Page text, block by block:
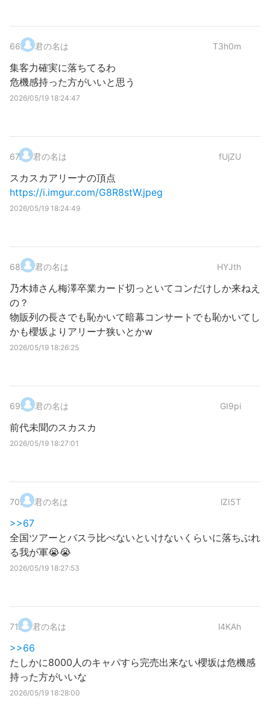
66. 君の名は T3h0m
集客力確実に落ちてるわ
危機感持った方がいいと思う
2026/05/19 18:24:47
67. 君の名は fUjZU
スカスカアリーナの頂点
https://i.imgur.com/G8R8stW.jpeg
2026/05/19 18:24:49
68. 君の名は HYJth
乃木姉さん梅澤卒業カード切っといてコンだけしか来ねえ
の？
物販列の長さでも恥かいて暗幕コンサートでも恥かいてし
かも櫻坂よりアリーナ狭いとかw
2026/05/19 18:26:25
69. 君の名は GI9pi
前代未聞のスカスカ
2026/05/19 18:27:01
70. 君の名は lZI5T
>>67
全国ツアーとバスラ比べないといけないくらいに落ちぶれ
る我が軍😭😭
2026/05/19 18:27:53
71. 君の名は l4KAh
>>66
たしかに8000人のキャパすら完売出来ない櫻坂は危機感
持った方がいいな
2026/05/19 18:28:00